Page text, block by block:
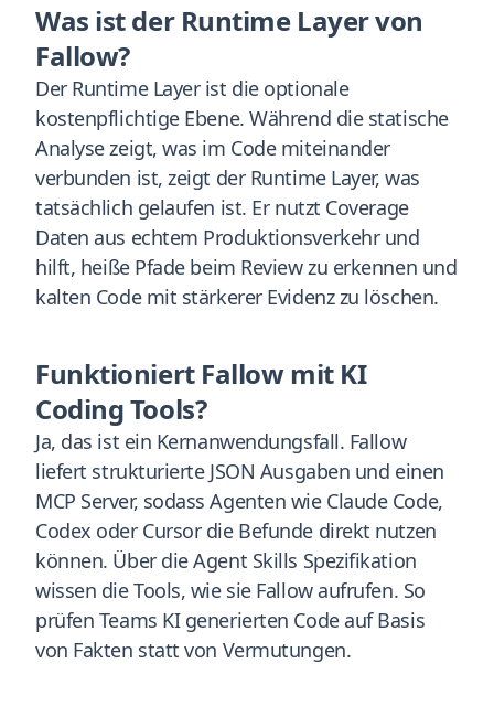
Was ist der Runtime Layer von
Fallow?
Der Runtime Layer ist die optionale
kostenpflichtige Ebene. Während die statische
Analyse zeigt, was im Code miteinander
verbunden ist, zeigt der Runtime Layer, was
tatsächlich gelaufen ist. Er nutzt Coverage
Daten aus echtem Produktionsverkehr und
hilft, heiße Pfade beim Review zu erkennen und
kalten Code mit stärkerer Evidenz zu löschen.
Funktioniert Fallow mit KI
Coding Tools?
Ja, das ist ein Kernanwendungsfall. Fallow
liefert strukturierte JSON Ausgaben und einen
MCP Server, sodass Agenten wie Claude Code,
Codex oder Cursor die Befunde direkt nutzen
können. Über die Agent Skills Spezifikation
wissen die Tools, wie sie Fallow aufrufen. So
prüfen Teams KI generierten Code auf Basis
von Fakten statt von Vermutungen.